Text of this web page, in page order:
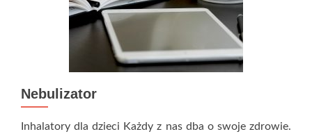
Nebulizator
Inhalatory dla dzieci Każdy z nas dba o swoje zdrowie.